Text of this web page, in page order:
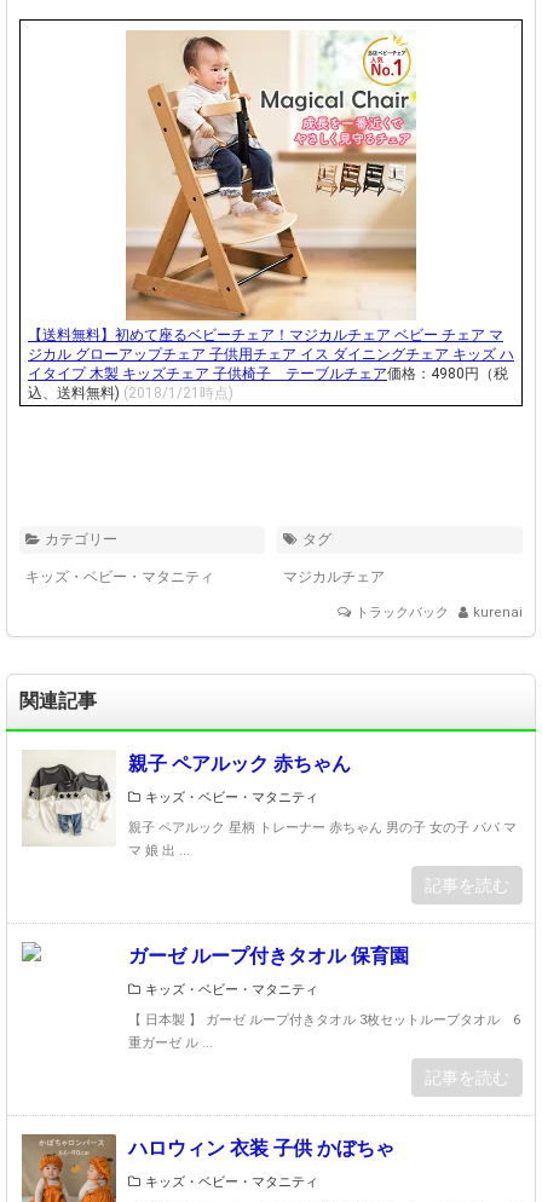
【送料無料】初めて座るベビーチェア！マジカルチェア ベビー チェア マ
ジカル グローアップチェア 子供用チェア イス ダイニングチェア キッズ ハ
イタイプ 木製 キッズチェア 子供椅子 テーブルチェア価格：4980円（税
込、送料無料) (2018/1/21時点)
カテゴリー
キッズ・ベビー・マタニティ
タグ
マジカルチェア
トラックバック kurenai
関連記事
親子 ペアルック 赤ちゃん
キッズ・ベビー・マタニティ
親子 ペアルック 星柄 トレーナー 赤ちゃん 男の子 女の子 パパ マ
マ 娘 出 ...
記事を読む
ガーゼ ループ付きタオル 保育園
キッズ・ベビー・マタニティ
【 日本製 】 ガーゼ ループ付きタオル 3枚セットループタオル 6
重ガーゼ ル ...
記事を読む
ハロウィン 衣装 子供 かぼちゃ
キッズ・ベビー・マタニティ